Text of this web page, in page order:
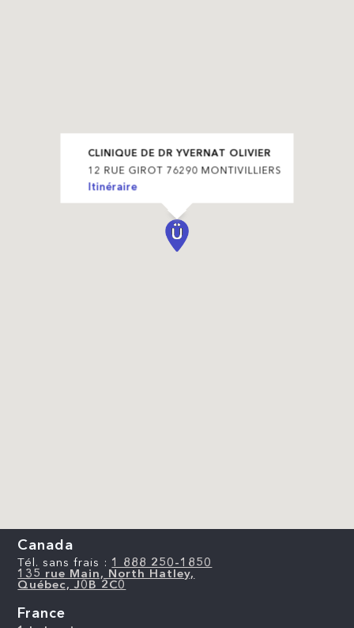
CLINIQUE DE DR YVERNAT OLIVIER
12 RUE GIROT 76290 MONTIVILLIERS
Itinéraire
Canada
Tél. sans frais : 1 888 250-1850
135 rue Main, North Hatley,
Québec, J0B 2C0
France